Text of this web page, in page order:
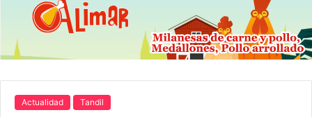
Actualidad Tandil